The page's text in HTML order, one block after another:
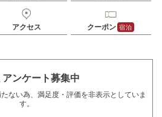
アクセス クーポン 宿泊
アンケート募集中
ない為、満足度・評価を非表示としていま
す。